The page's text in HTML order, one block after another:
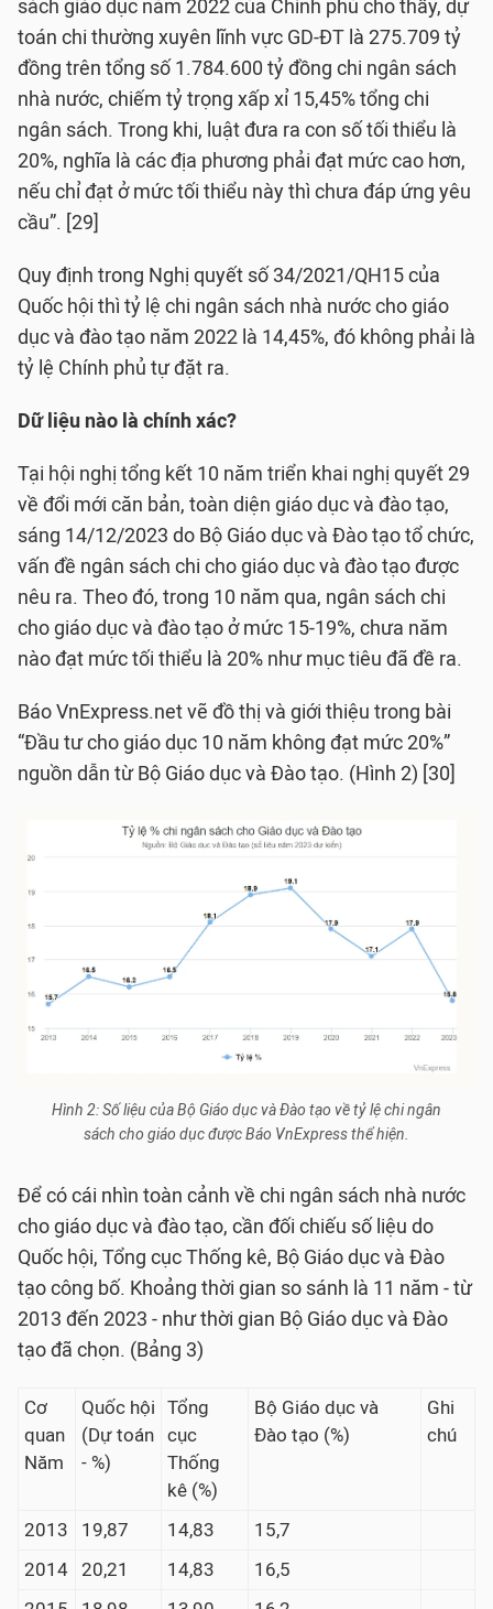
sách giáo dục năm 2022 của Chính phủ cho thấy, dự
toán chi thường xuyên lĩnh vực GD-ĐT là 275.709 tỷ
đồng trên tổng số 1.784.600 tỷ đồng chi ngân sách
nhà nước, chiếm tỷ trọng xấp xỉ 15,45% tổng chi
ngân sách. Trong khi, luật đưa ra con số tối thiểu là
20%, nghĩa là các địa phương phải đạt mức cao hơn,
nếu chỉ đạt ở mức tối thiểu này thì chưa đáp ứng yêu
cầu”. [29]
Quy định trong Nghị quyết số 34/2021/QH15 của
Quốc hội thì tỷ lệ chi ngân sách nhà nước cho giáo
dục và đào tạo năm 2022 là 14,45%, đó không phải là
tỷ lệ Chính phủ tự đặt ra.
Dữ liệu nào là chính xác?
Tại hội nghị tổng kết 10 năm triển khai nghị quyết 29
về đổi mới căn bản, toàn diện giáo dục và đào tạo,
sáng 14/12/2023 do Bộ Giáo dục và Đào tạo tổ chức,
vấn đề ngân sách chi cho giáo dục và đào tạo được
nêu ra. Theo đó, trong 10 năm qua, ngân sách chi
cho giáo dục và đào tạo ở mức 15-19%, chưa năm
nào đạt mức tối thiểu là 20% như mục tiêu đã đề ra.
Báo VnExpress.net vẽ đồ thị và giới thiệu trong bài
“Đầu tư cho giáo dục 10 năm không đạt mức 20%”
nguồn dẫn từ Bộ Giáo dục và Đào tạo. (Hình 2) [30]
Hình 2: Số liệu của Bộ Giáo dục và Đào tạo về tỷ lệ chi ngân
sách cho giáo dục được Báo VnExpress thể hiện.
Để có cái nhìn toàn cảnh về chi ngân sách nhà nước
cho giáo dục và đào tạo, cần đối chiếu số liệu do
Quốc hội, Tổng cục Thống kê, Bộ Giáo dục và Đào
tạo công bố. Khoảng thời gian so sánh là 11 năm - từ
2013 đến 2023 - như thời gian Bộ Giáo dục và Đào
tạo đã chọn. (Bảng 3)
Cơ
quan
Năm
Quốc hội
(Dự toán
- %)
Tổng
cục
Thống
kê (%)
Bộ Giáo dục và
Đào tạo (%)
Ghi
chú
2013 19,87 14,83
15,7
2014 20,21 14,83
16,5